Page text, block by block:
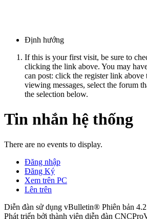
Định hướng
If this is your first visit, be sure to
clicking the link above. You may
can post: click the register link above
viewing messages, select the forum
the selection below.
Tin nhắn hệ thống
There are no events to display.
Đăng nhập
Đăng Ký
Xem trên PC
Lên trên
Diễn đàn sử dụng vBulletin® Phiên bản
Phát triển bởi thành viên diễn đàn